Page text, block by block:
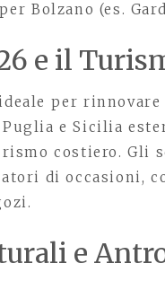
Bolzano (es.
e il
per
e Sicilia
costiero. Gli
di occasioni,
e